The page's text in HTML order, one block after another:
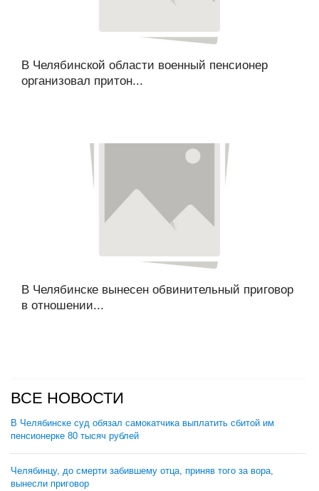
В Челябинской области военный пенсионер
организовал притон...
В Челябинске вынесен обвинительный приговор
в отношении...
ВСЕ НОВОСТИ
В Челябинске суд обязал самокатчика выплатить сбитой им
пенсионерке 80 тысяч рублей
Челябинцу, до смерти забившему отца, приняв того за вора,
вынесли приговор